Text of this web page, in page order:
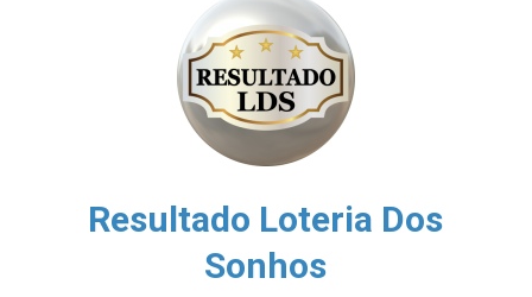
Resultado Loteria Dos
Sonhos